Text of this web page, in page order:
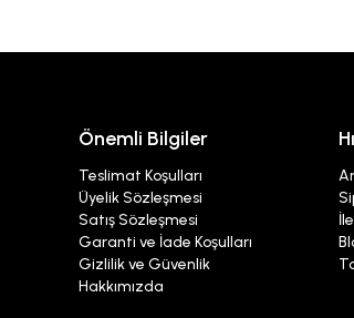
Önemli Bilgiler
Teslimat Koşulları
Üyelik Sözleşmesi
Satış Sözleşmesi
Garanti ve İade Koşulları
Gizlilik ve Güvenlik
Hakkımızda